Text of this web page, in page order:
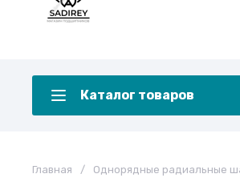
Каталог товаров
Главная / Однорядные радиальные